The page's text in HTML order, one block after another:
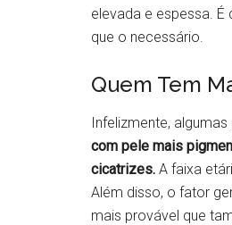
elevada e espessa.
que o necessário.
Quem Tem
Infelizmente,
com pele mais
cicatrizes. A faixa
Além disso, o fator
mais provável que